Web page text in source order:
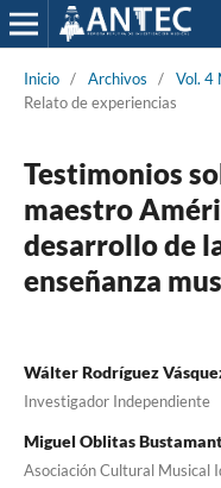
Inicio / Archivos / Vol. 4
Relato de experiencias
Testimonios
maestro
desarrollo de
enseñanza
Wálter Rodríguez
Investigador Independiente
Miguel Oblitas
Asociación Cultural Musical